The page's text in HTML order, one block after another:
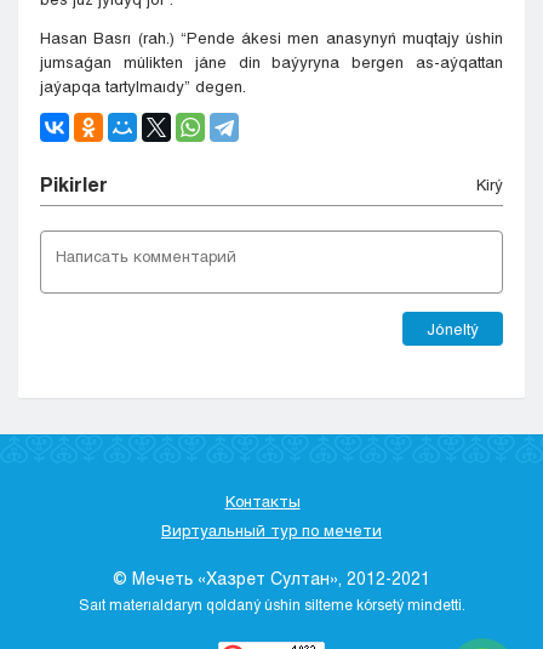
Hasan Basrı (rah.) “Pende ákesi men anasynyń muqtajy úshin
jumsaǵan múlikten jáne din baýyryna bergen as-aýqattan
jaýapqa tartylmaıdy” degen.
Pіkіrler Kіrý
Jóneltý
Контакты
Виртуальный тур по мечети
© Мечеть «Хазрет Султан», 2012-2021
Saıt materıaldaryn qoldaný úshіn sіlteme kórsetý mіndettі.